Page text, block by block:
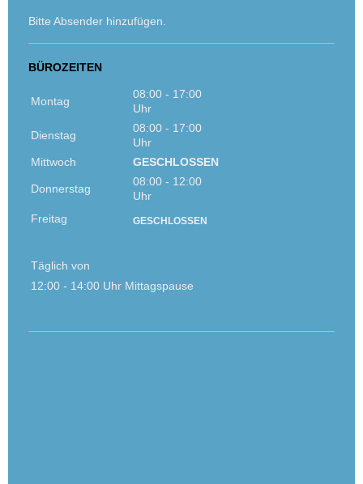
Bitte Absender hinzufügen.
BÜROZEITEN
Montag
08:00 - 17:00
Uhr
Dienstag
08:00 - 17:00
Uhr
Mittwoch
GESCHLOSSEN
Donnerstag
08:00 - 12:00
Uhr
Freitag
GESCHLOSSEN
Täglich von
12:00 - 14:00 Uhr Mittagspause